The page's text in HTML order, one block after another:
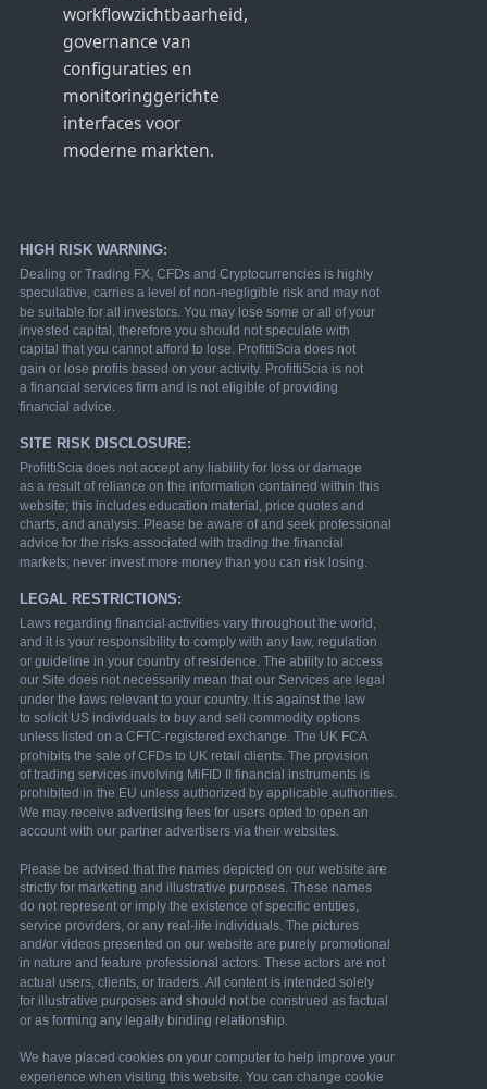
workflowzichtbaarheid,
governance van
configuraties en
monitoringgerichte
interfaces voor
moderne markten.